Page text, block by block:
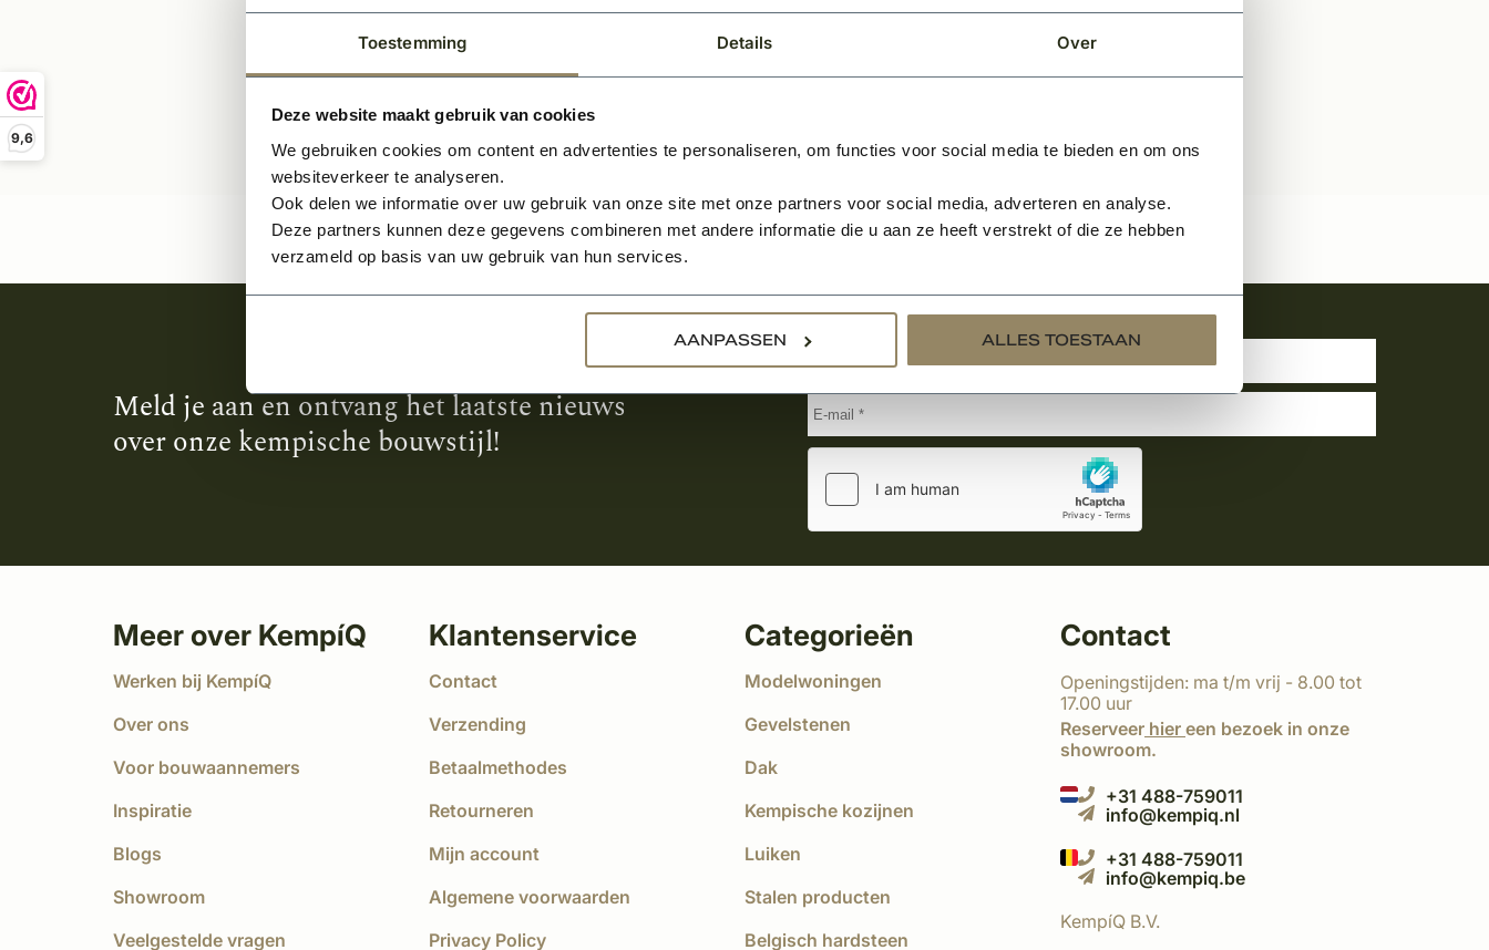
Toestemming Details Over
Deze website maakt gebruik van cookies
We gebruiken cookies om content en advertenties te personaliseren, om functies voor social media te bieden en om ons
websiteverkeer te analyseren.
Ook delen we informatie over uw gebruik van onze site met onze partners voor social media, adverteren en analyse.
Deze partners kunnen deze gegevens combineren met andere informatie die u aan ze heeft verstrekt of die ze hebben
verzameld op basis van uw gebruik van hun services.
AANPASSEN ALLES TOESTAAN
9,6
Meld je aan en ontvang het laatste nieuws
over onze kempische bouwstijl!
Meer over KempíQ
Werken bij KempíQ
Over ons
Voor bouwaannemers
Inspiratie
Blogs
Showroom
Veelgestelde vragen
Klantenservice
Contact
Verzending
Betaalmethodes
Retourneren
Mijn account
Algemene voorwaarden
Privacy Policy
Categorieën
Modelwoningen
Gevelstenen
Dak
Kempische kozijnen
Luiken
Stalen producten
Belgisch hardsteen
Contact
Openingstijden: ma t/m vrij - 8.00 tot
17.00 uur
Reserveer hier een bezoek in onze
showroom.
+31 488-759011
info@kempiq.nl
+31 488-759011
info@kempiq.be
KempíQ B.V.